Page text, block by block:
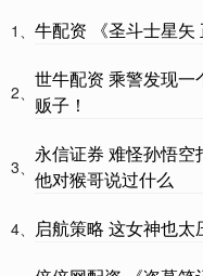
1、 牛配资 《圣斗士星
2、
世牛配资 乘警发现一
贩子！
3、
永信证券 难怪孙悟
他对猴哥说过什么
4、 启航策略 这女神也太